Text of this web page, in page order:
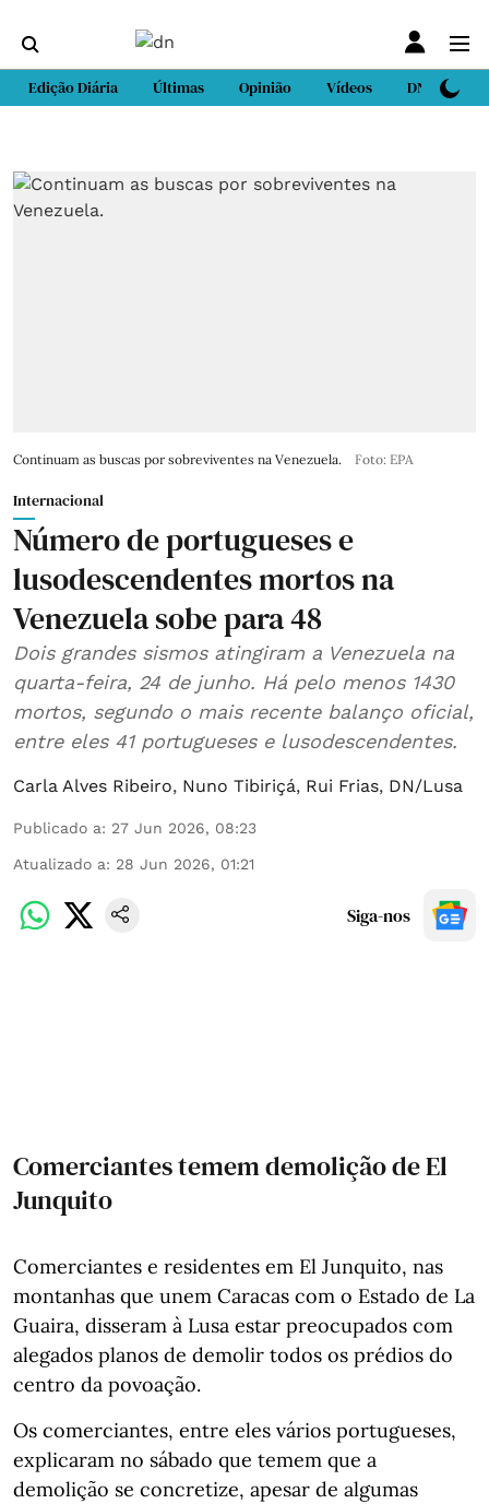
Edição Diária Últimas Opinião Vídeos DN Sport
Continuam as buscas por sobreviventes na Venezuela. Foto: EPA
Internacional
Número de portugueses e
lusodescendentes mortos na
Venezuela sobe para 48
Dois grandes sismos atingiram a Venezuela na
quarta-feira, 24 de junho. Há pelo menos 1430
mortos, segundo o mais recente balanço oficial,
entre eles 41 portugueses e lusodescendentes.
Carla Alves Ribeiro, Nuno Tibiriçá, Rui Frias, DN/Lusa
Publicado a: 27 Jun 2026, 08:23
Atualizado a: 28 Jun 2026, 01:21
Siga-nos
Comerciantes temem demolição de El
Junquito
Comerciantes e residentes em El Junquito, nas
montanhas que unem Caracas com o Estado de La
Guaira, disseram à Lusa estar preocupados com
alegados planos de demolir todos os prédios do
centro da povoação.
Os comerciantes, entre eles vários portugueses,
explicaram no sábado que temem que a
demolição se concretize, apesar de algumas